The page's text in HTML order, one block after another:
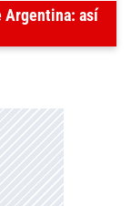
Argentina: así